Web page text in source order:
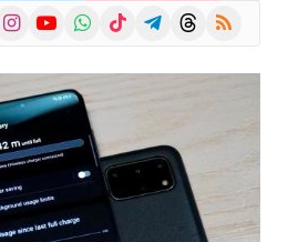
InstagramYouTubeWhatsAppTikTokTelegramThreads
RSS